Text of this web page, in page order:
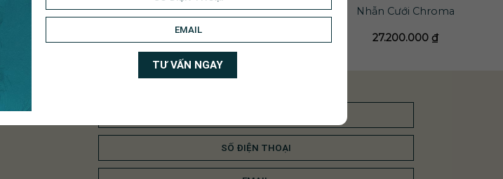
Nhẫn Cưới V-Promise
Nhẫn Cưới The
Nhẫn Cưới Chroma
27.200.000₫